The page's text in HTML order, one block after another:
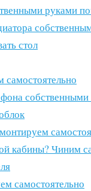
руками
стол
кабины? Чиним
самостоятельно